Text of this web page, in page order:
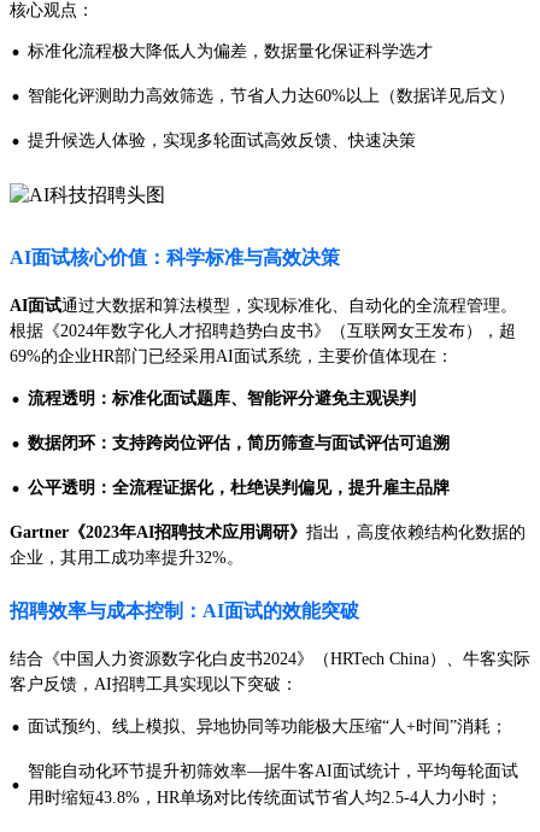
核心观点：
· 标准化流程极大降低人为偏差，数据量化保证科学选才
· 智能化评测助力高效筛选，节省人力达60%以上（数据详见后文）
· 提升候选人体验，实现多轮面试高效反馈、快速决策
AI面试核心价值：科学标准与高效决策
AI面试通过大数据和算法模型，实现标准化、自动化的全流程管理。
根据《2024年数字化人才招聘趋势白皮书》（互联网女王发布），超
69%的企业HR部门已经采用AI面试系统，主要价值体现在：
· 流程透明：标准化面试题库、智能评分避免主观误判
· 数据闭环：支持跨岗位评估，简历筛查与面试评估可追溯
· 公平透明：全流程证据化，杜绝误判偏见，提升雇主品牌
Gartner《2023年AI招聘技术应用调研》 指出，高度依赖结构化数据的
企业，其用工成功率提升32%。
招聘效率与成本控制：AI面试的效能突破
结合《中国人力资源数字化白皮书2024》（HRTech China）、牛客实际
客户反馈，AI招聘工具实现以下突破：
· 面试预约、线上模拟、异地协同等功能极大压缩“人+时间”消耗；
· 智能自动化环节提升初筛效率—据牛客AI面试统计，平均每轮面试
用时缩短43.8%，HR单场对比传统面试节省人均2.5-4人力小时；